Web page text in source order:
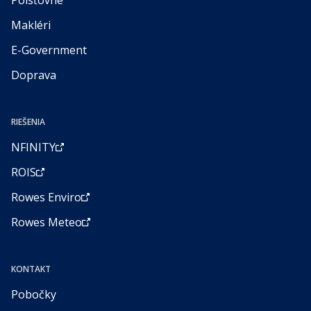
Makléri
E-Government
Doprava
RIEŠENIA
NFINITY
ROIS
Rowes Enviro
Rowes Meteo
KONTAKT
Pobočky